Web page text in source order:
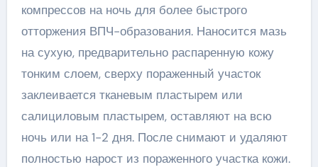
компрессов на ночь для более быстрого
отторжения ВПЧ-образования. Наносится мазь
на сухую, предварительно распаренную кожу
тонким слоем, сверху пораженный участок
заклеивается тканевым пластырем или
салициловым пластырем, оставляют на всю
ночь или на 1-2 дня. После снимают и удаляют
полностью нарост из пораженного участка кожи.